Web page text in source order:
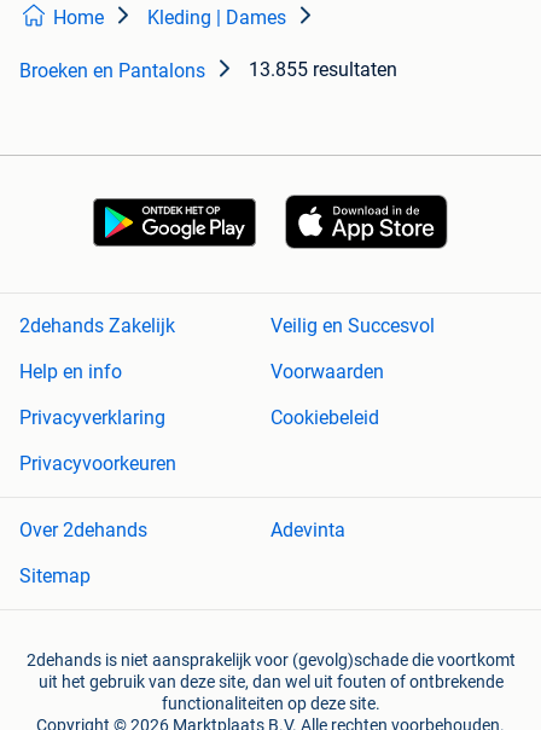
Home Kleding | Dames
Broeken en Pantalons 13.855 resultaten
2dehands Zakelijk
Veilig en Succesvol
Help en info
Voorwaarden
Privacyverklaring
Cookiebeleid
Privacyvoorkeuren
Over 2dehands
Adevinta
Sitemap
2dehands is niet aansprakelijk voor (gevolg)schade die voortkomt
uit het gebruik van deze site, dan wel uit fouten of ontbrekende
functionaliteiten op deze site.
Copyright © 2026 Marktplaats B.V. Alle rechten voorbehouden.